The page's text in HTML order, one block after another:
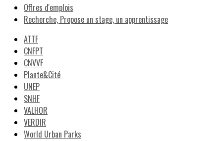
Offres d'emplois
Recherche, Propose un stage, un apprentissage
ATTF
CNFPT
CNVVF
Plante&Cité
UNEP
SNHF
VALHOR
VERDIR
World Urban Parks